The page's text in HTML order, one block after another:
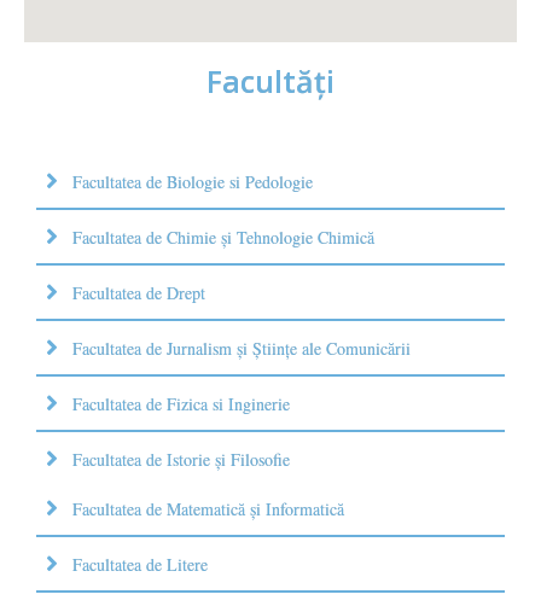
Facultăţi
Facultatea de Biologie si Pedologie
Facultatea de Chimie şi Tehnologie Chimică
Facultatea de Drept
Facultatea de Jurnalism şi Ştiinţe ale Comunicării
Facultatea de Fizica si Inginerie
Facultatea de Istorie şi Filosofie
Facultatea de Matematică şi Informatică
Facultatea de Litere